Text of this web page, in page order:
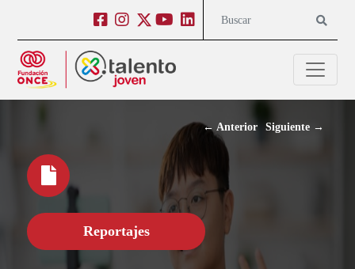
FacebookInstagram
TwitterYoutube
Buscar
← Anterior Siguiente →
Reportajes